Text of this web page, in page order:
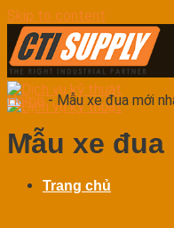
Skip to content
Trang chủ
Home-Mẫu xe đua mới
Mẫu xe